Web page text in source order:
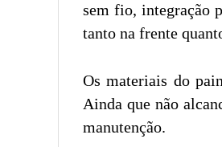
sem fio, integração
tanto na frente
Os materiais do
Ainda que não
manutenção.